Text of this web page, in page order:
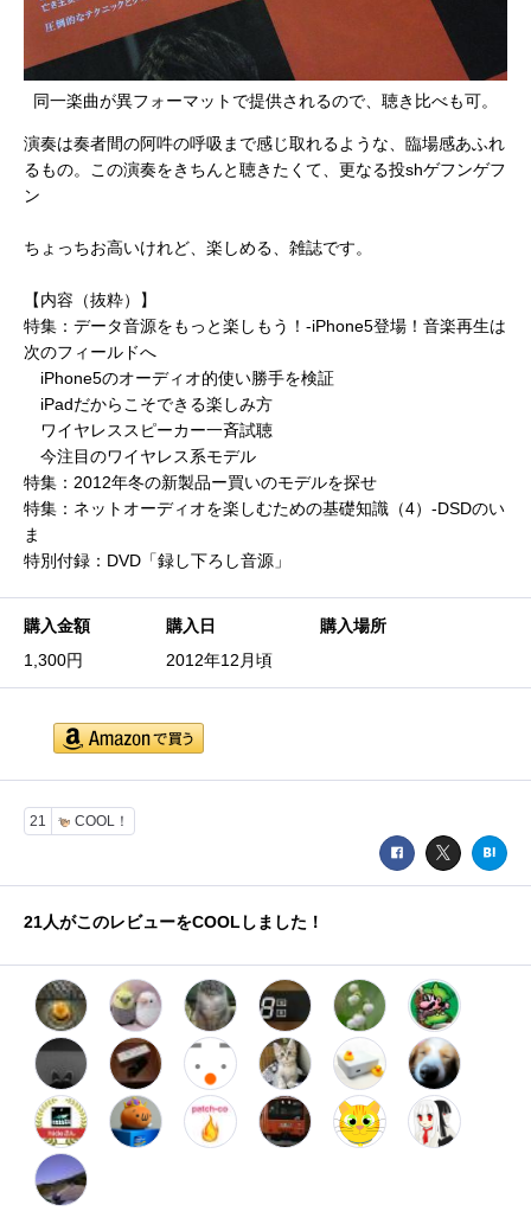
同一楽曲が異フォーマットで提供されるので、聴き比べも可。
演奏は奏者間の阿吽の呼吸まで感じ取れるような、臨場感あふれ
るもの。この演奏をきちんと聴きたくて、更なる投shゲフンゲフ
ン
ちょっちお高いけれど、楽しめる、雑誌です。
【内容（抜粋）】
特集：データ音源をもっと楽しもう！-iPhone5登場！音楽再生は
次のフィールドへ
iPhone5のオーディオ的使い勝手を検証
iPadだからこそできる楽しみ方
ワイヤレススピーカー一斉試聴
今注目のワイヤレス系モデル
特集：2012年冬の新製品ー買いのモデルを探せ
特集：ネットオーディオを楽しむための基礎知識（4）-DSDのい
ま
特別付録：DVD「録し下ろし音源」
購入金額
1,300円
購入日
2012年12月頃
購入場所
21 COOL！
21人がこのレビューをCOOLしました！